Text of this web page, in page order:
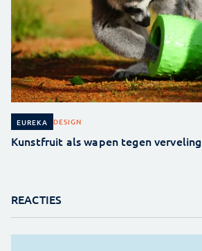
EUREKA DESIGN
Kunstfruit als wapen tegen verveling
REACTIES